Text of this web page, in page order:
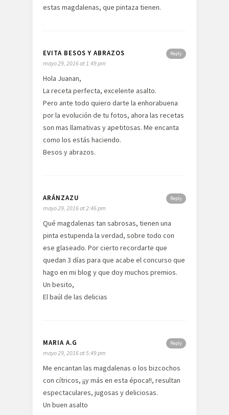
estas magdalenas, que pintaza tienen.
Reply
EVITA BESOS Y ABRAZOS
mayo 29, 2016 at 1:49 pm
Hola Juanan,
La receta perfecta, excelente asalto.
Pero ante todo quiero darte la enhorabuena
por la evolución de tu fotos, ahora las recetas
son mas llamativas y apetitosas. Me encanta
como los estás haciendo.
Besos y abrazos.
Reply
ARÁNZAZU
mayo 29, 2016 at 2:46 pm
Qué magdalenas tan sabrosas, tienen una
pinta estupenda la verdad, sobre todo con
ese glaseado. Por cierto recordarte que
quedan 3 días para que acabe el concurso que
hago en mi blog y que doy muchos premios.
Un besito,
El baúl de las delicias
Reply
MARIA A.G
mayo 29, 2016 at 5:49 pm
Me encantan las magdalenas o los bizcochos
con cítricos, ¡¡y más en esta época!!, resultan
espectaculares, jugosas y deliciosas.
Un buen asalto